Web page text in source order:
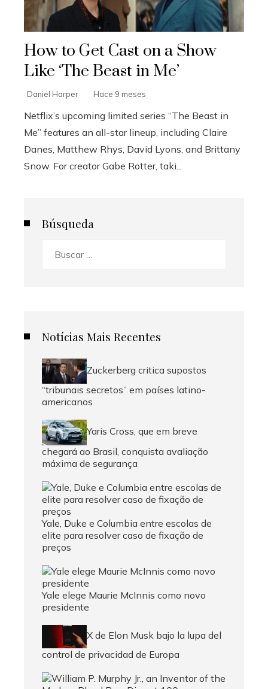
How to Get Cast on a Show
Like ‘The Beast in Me’
Daniel Harper Hace 9 meses
Netflix’s upcoming limited series “The Beast in
Me” features an all-star lineup, including Claire
Danes, Matthew Rhys, David Lyons, and Brittany
Snow. For creator Gabe Rotter, taki...
Búsqueda
Notícias Mais Recentes
Zuckerberg critica supostos
“tribunais secretos” em países latino-
americanos
Yaris Cross, que em breve
chegará ao Brasil, conquista avaliação
máxima de segurança
Yale, Duke e Columbia entre escolas de
elite para resolver caso de fixação de
preços
Yale elege Maurie McInnis como novo
presidente
X de Elon Musk bajo la lupa del
control de privacidad de Europa